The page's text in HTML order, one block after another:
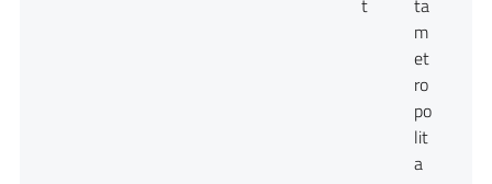
t
ta
m
et
ro
po
lit
a